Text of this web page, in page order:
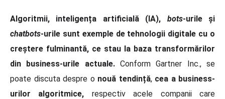
Algoritmii, inteligența artificială (IA), bots-urile și
chatbots-urile sunt exemple de tehnologii digitale cu o
creștere fulminantă, ce stau la baza transformărilor
din business-urile actuale.Conform Gartner Inc., se
poate discuta despre o nouă tendință, cea a business-
urilor algoritmice, respectiv acele companii care